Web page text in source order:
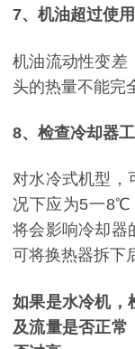
7、机油超过使
机油流动性变差
头的热量不能完
8、检查冷却器
对水冷式机型，
况下应为5一8℃
将会影响冷却器
可将换热器拆下
如果是水冷机，
及流量是否正常